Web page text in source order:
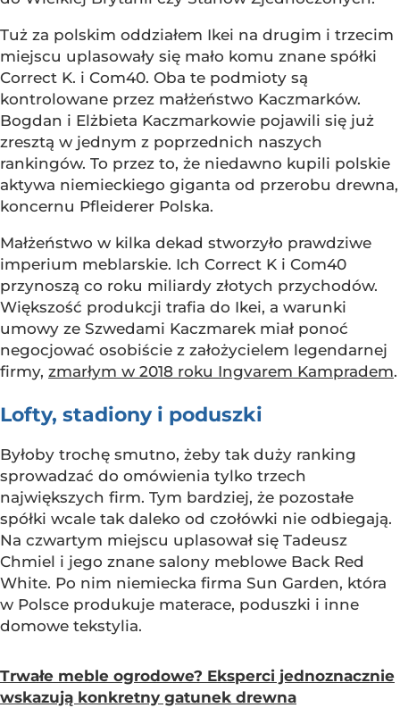
Tuż za polskim oddziałem Ikei na drugim i trzecim
miejscu uplasowały się mało komu znane spółki
Correct K. i Com40. Oba te podmioty są
kontrolowane przez małżeństwo Kaczmarków.
Bogdan i Elżbieta Kaczmarkowie pojawili się już
zresztą w jednym z poprzednich naszych
rankingów. To przez to, że niedawno kupili polskie
aktywa niemieckiego giganta od przerobu drewna,
koncernu Pfleiderer Polska.
Małżeństwo w kilka dekad stworzyło prawdziwe
imperium meblarskie. Ich Correct K i Com40
przynoszą co roku miliardy złotych przychodów.
Większość produkcji trafia do Ikei, a warunki
umowy ze Szwedami Kaczmarek miał ponoć
negocjować osobiście z założycielem legendarnej
firmy, zmarłym w 2018 roku Ingvarem Kampradem.
Lofty, stadiony i poduszki
Byłoby trochę smutno, żeby tak duży ranking
sprowadzać do omówienia tylko trzech
największych firm. Tym bardziej, że pozostałe
spółki wcale tak daleko od czołówki nie odbiegają.
Na czwartym miejscu uplasował się Tadeusz
Chmiel i jego znane salony meblowe Back Red
White. Po nim niemiecka firma Sun Garden, która
w Polsce produkuje materace, poduszki i inne
domowe tekstylia.
Trwałe meble ogrodowe? Eksperci jednoznacznie
wskazują konkretny gatunek drewna